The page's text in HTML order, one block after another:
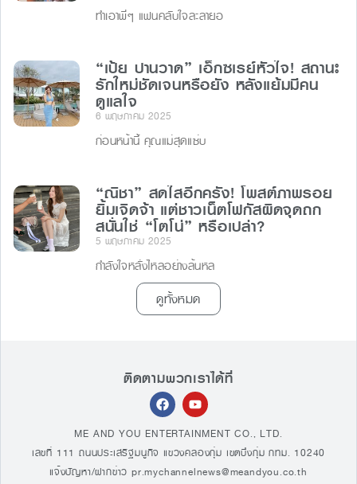
ทำเอาพี่ๆ แฟนคลับใจละลายอ
“เป้ย ปานวาด” เอ็กซเรย์หัวใจ! สถานะ
รักใหม่ชัดเจนหรือยัง หลังแย้มมีคน
ดูแลใจ
6 พฤษภาคม 2025
ก่อนหน้านี้ คุณแม่สุดแซ่บ
“ณิชา” สดใสอีกครั้ง! โพสต์ภาพรอย
ยิ้มเจิดจ้า แต่ชาวเน็ตโฟกัสผิดจุดถก
สนั่นใช่ “โตโน่” หรือเปล่า?
5 พฤษภาคม 2025
กำลังใจหลั่งไหลอย่างล้นหล
ดูทั้งหมด
ติดตามพวกเราได้ที่
ME AND YOU ENTERTAINMENT CO., LTD.
เลขที่ 111 ถนนประเสริฐมนูกิจ แขวงคลองกุ่ม เขตบึงกุ่ม กทม. 10240
แจ้งปัญหา/ฝากข่าวpr.mychannelnews@meandyou.co.th